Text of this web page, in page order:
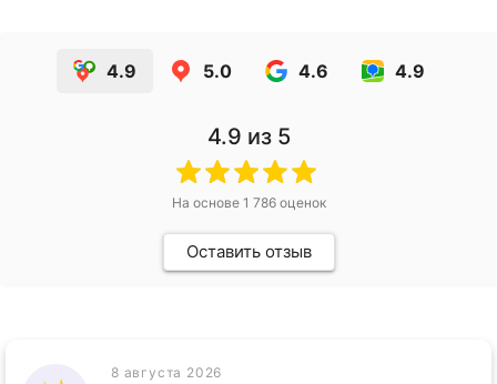
4.9 5.0 4.6 4.9
4.9 из 5
На основе 1 786оценок
Оставить отзыв
8 августа 2026